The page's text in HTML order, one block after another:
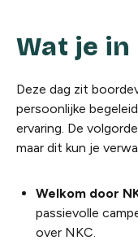
Wat je
Deze dag zit
persoonlijke
ervaring. De
maar dit kun je
Welkom door
passievolle
over NKC.